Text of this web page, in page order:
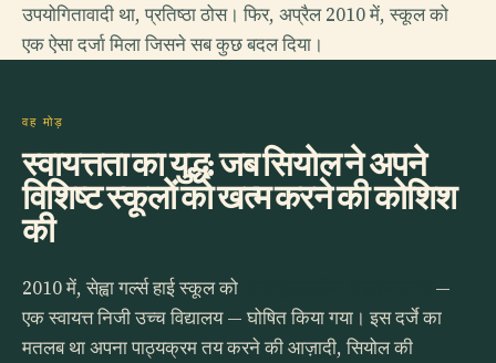
उपयोगितावादी था, प्रतिष्ठा ठोस। फिर, अप्रैल 2010 में, स्कूल को
एक ऐसा दर्जा मिला जिसने सब कुछ बदल दिया।
वह मोड़
स्वायत्तता का युद्ध: जब सियोल ने अपने
विशिष्ट स्कूलों को खत्म करने की कोशिश
की
2010 में, सेह्वा गर्ल्स हाई स्कूल को
—
एक स्वायत्त निजी उच्च विद्यालय — घोषित किया गया। इस दर्जे का
मतलब था अपना पाठ्यक्रम तय करने की आज़ादी, सियोल की